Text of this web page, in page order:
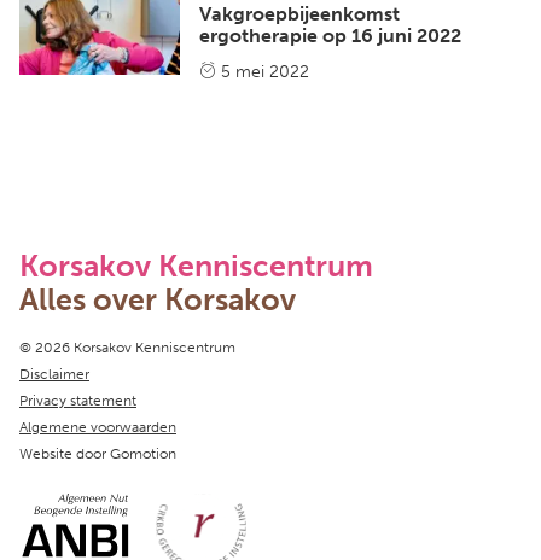
Vakgroepbijeenkomst
ergotherapie op 16 juni 2022
5 mei 2022
Korsakov Kenniscentrum
Alles over Korsakov
Copyright navigation
© 2026 Korsakov Kenniscentrum
Disclaimer
Privacy statement
Algemene voorwaarden
Website door Gomotion